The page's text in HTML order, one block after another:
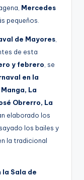
Mercedes
pequeños.
de Mayores,
de esta
y febrero, se
en la
La
Obrerro, La
elaborado los
los bailes y
la tradicional
la Sala de